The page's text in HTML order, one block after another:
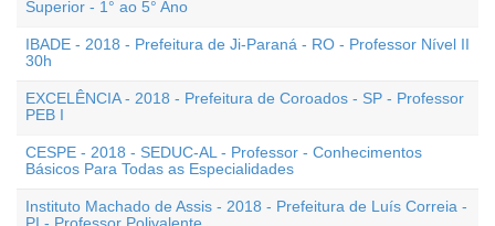
Superior - 1° ao 5° Ano
IBADE - 2018 - Prefeitura de Ji-Paraná - RO - Professor Nível II
30h
EXCELÊNCIA - 2018 - Prefeitura de Coroados - SP - Professor
PEB I
CESPE - 2018 - SEDUC-AL - Professor - Conhecimentos
Básicos Para Todas as Especialidades
Instituto Machado de Assis - 2018 - Prefeitura de Luís Correia -